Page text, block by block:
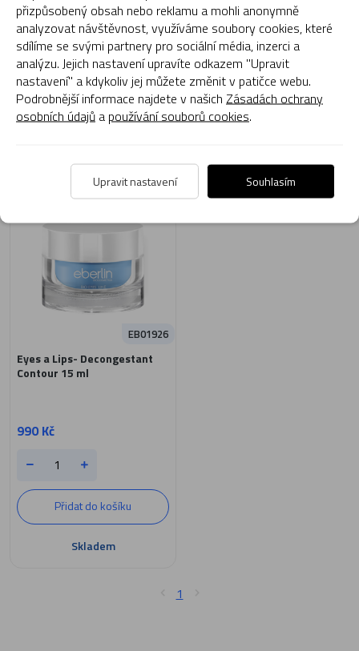
990 Kč
Přidat do košíku
Cena není k dispozici
Dostupný pouze
pro profesionály.
Zobrazit detail
Eyes a Lips- Decongestant
Contour 15 ml
990 Kč
EB01926
Přidat do košíku
Skladem
1
přizpůsobený obsah nebo reklamu a mohli anonymně
analyzovat návštěvnost, využíváme soubory cookies, které
sdílíme se svými partnery pro sociální média, inzerci a
analýzu. Jejich nastavení upravíte odkazem "Upravit
nastavení" a kdykoliv jej můžete změnit v patičce webu.
Podrobnější informace najdete v našich Zásadách ochrany
osobních údajů a používání souborů cookies.
Upravit nastavení Souhlasím